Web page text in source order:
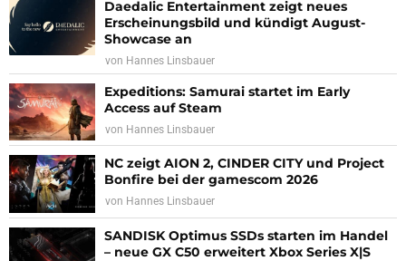
Daedalic Entertainment zeigt neues
Erscheinungsbild und kündigt August-
Showcase an
von Hannes Linsbauer
Expeditions: Samurai startet im Early
Access auf Steam
von Hannes Linsbauer
NC zeigt AION 2, CINDER CITY und Project
Bonfire bei der gamescom 2026
von Hannes Linsbauer
SANDISK Optimus SSDs starten im Handel
– neue GX C50 erweitert Xbox Series X|S